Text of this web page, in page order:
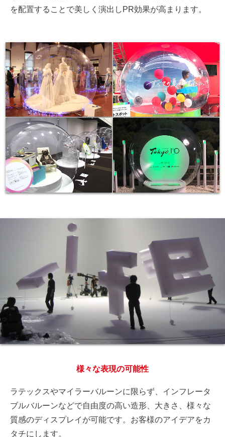
を配置することで美しく演出しPR効果が高まります。
様々な表現の可能性
ラテックスやマイラーバルーンに限らず、インフレータ
ブルバルーンなどで自由度の高い造形、大きさ、様々な
質感のディスプレイが可能です。お客様のアイデアをカ
タチにします。